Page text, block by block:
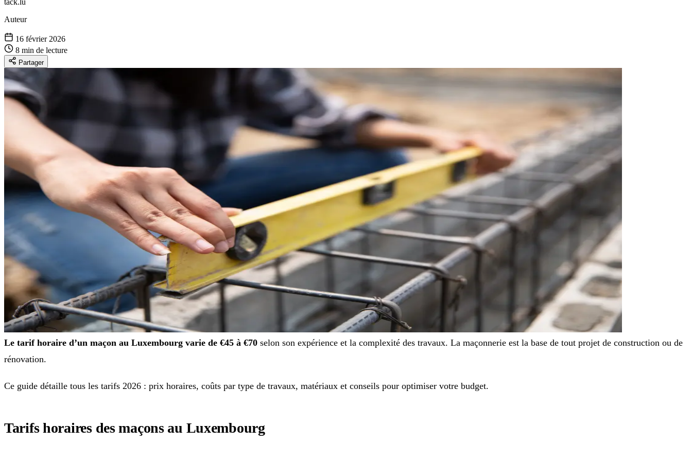
Auteur
16 février 2026
8 min de lecture
Partager
Le tarif horaire d’un maçon au Luxembourg varie de €45 à €70 selon son expérience et la complexité des travaux. La maçonnerie est la base de tout projet de construction ou de
rénovation.
Ce guide détaille tous les tarifs 2026 : prix horaires, coûts par type de travaux, matériaux et conseils pour optimiser votre budget.
Tarifs horaires des maçons au Luxembourg